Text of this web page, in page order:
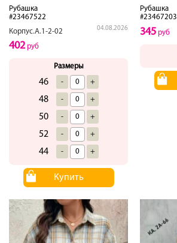
Рубашка
#23467522
Корпус.А.1-2-02
04.08.2026
402руб
Размеры
46 - +
48 - +
50 - +
52 - +
44 - +
Купить
Рубашка
#23467203
345 руб